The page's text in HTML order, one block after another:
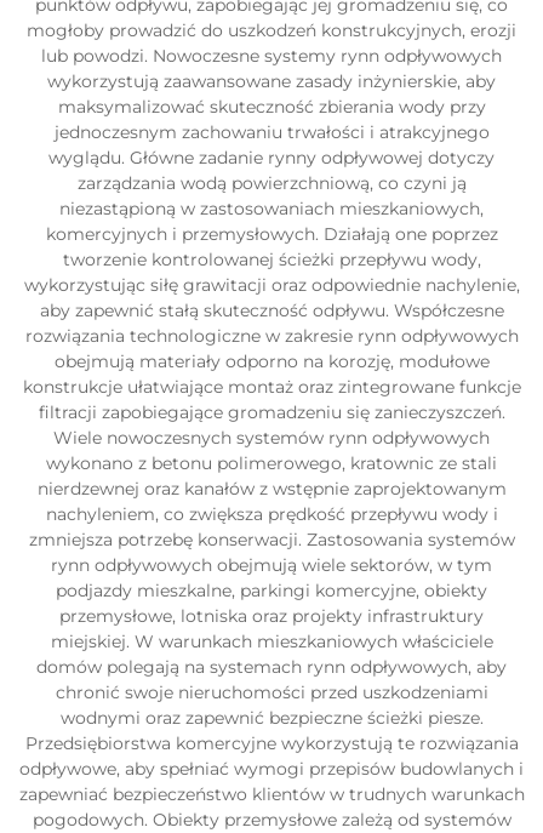
punktów odpływu, zapobiegając jej gromadzeniu się, co
mogłoby prowadzić do uszkodzeń konstrukcyjnych, erozji
lub powodzi. Nowoczesne systemy rynn odpływowych
wykorzystują zaawansowane zasady inżynierskie, aby
maksymalizować skuteczność zbierania wody przy
jednoczesnym zachowaniu trwałości i atrakcyjnego
wyglądu. Główne zadanie rynny odpływowej dotyczy
zarządzania wodą powierzchniową, co czyni ją
niezastąpioną w zastosowaniach mieszkaniowych,
komercyjnych i przemysłowych. Działają one poprzez
tworzenie kontrolowanej ścieżki przepływu wody,
wykorzystując siłę grawitacji oraz odpowiednie nachylenie,
aby zapewnić stałą skuteczność odpływu. Współczesne
rozwiązania technologiczne w zakresie rynn odpływowych
obejmują materiały odporno na korozję, modułowe
konstrukcje ułatwiające montaż oraz zintegrowane funkcje
filtracji zapobiegające gromadzeniu się zanieczyszczeń.
Wiele nowoczesnych systemów rynn odpływowych
wykonano z betonu polimerowego, kratownic ze stali
nierdzewnej oraz kanałów z wstępnie zaprojektowanym
nachyleniem, co zwiększa prędkość przepływu wody i
zmniejsza potrzebę konserwacji. Zastosowania systemów
rynn odpływowych obejmują wiele sektorów, w tym
podjazdy mieszkalne, parkingi komercyjne, obiekty
przemysłowe, lotniska oraz projekty infrastruktury
miejskiej. W warunkach mieszkaniowych właściciele
domów polegają na systemach rynn odpływowych, aby
chronić swoje nieruchomości przed uszkodzeniami
wodnymi oraz zapewnić bezpieczne ścieżki piesze.
Przedsiębiorstwa komercyjne wykorzystują te rozwiązania
odpływowe, aby spełniać wymogi przepisów budowlanych i
zapewniać bezpieczeństwo klientów w trudnych warunkach
pogodowych. Obiekty przemysłowe zależą od systemów